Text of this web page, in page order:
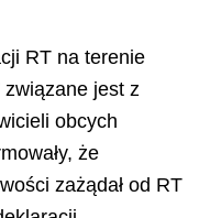
RT na terenie
związane jest z
obcych
że
zażądał od RT